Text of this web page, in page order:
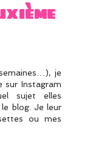
je
sur Instagram
sujet elles
blog. Je leur
ou mes